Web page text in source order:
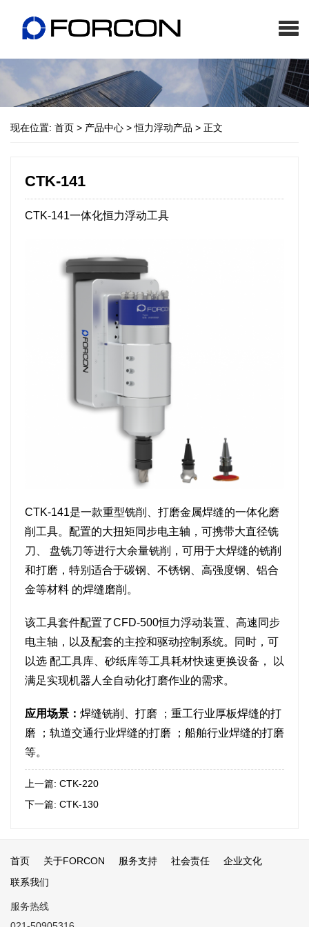
现在位置: 首页 > 产品中心 >恒力浮动产品 > 正文
CTK-141
CTK-141一体化恒力浮动工具
CTK-141是一款重型铣削、打磨金属焊缝的一体化磨
削工具。配置的大扭矩同步电主轴，可携带大直径铣
刀、 盘铣刀等进行大余量铣削，可用于大焊缝的铣削
和打磨，特别适合于碳钢、不锈钢、高强度钢、铝合
金等材料 的焊缝磨削。
该工具套件配置了CFD-500恒力浮动装置、高速同步
电主轴，以及配套的主控和驱动控制系统。同时，可
以选 配工具库、砂纸库等工具耗材快速更换设备， 以
满足实现机器人全自动化打磨作业的需求。
应用场景： 焊缝铣削、打磨 ；重工行业厚板焊缝的打
磨 ；轨道交通行业焊缝的打磨 ；船舶行业焊缝的打磨
等。
上一篇: CTK-220
下一篇: CTK-130
首页 关于FORCON 服务支持 社会责任
企业文化
联系我们
服务热线